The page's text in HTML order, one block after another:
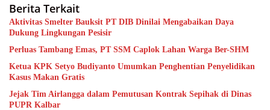
Berita Terkait
Aktivitas Smelter Bauksit PT DIB Dinilai Mengabaikan Daya
Dukung Lingkungan Pesisir
Perluas Tambang Emas, PT SSM Caplok Lahan Warga Ber-SHM
Ketua KPK Setyo Budiyanto Umumkan Penghentian Penyelidikan
Kasus Makan Gratis
Jejak Tim Airlangga dalam Pemutusan Kontrak Sepihak di Dinas
PUPR Kalbar